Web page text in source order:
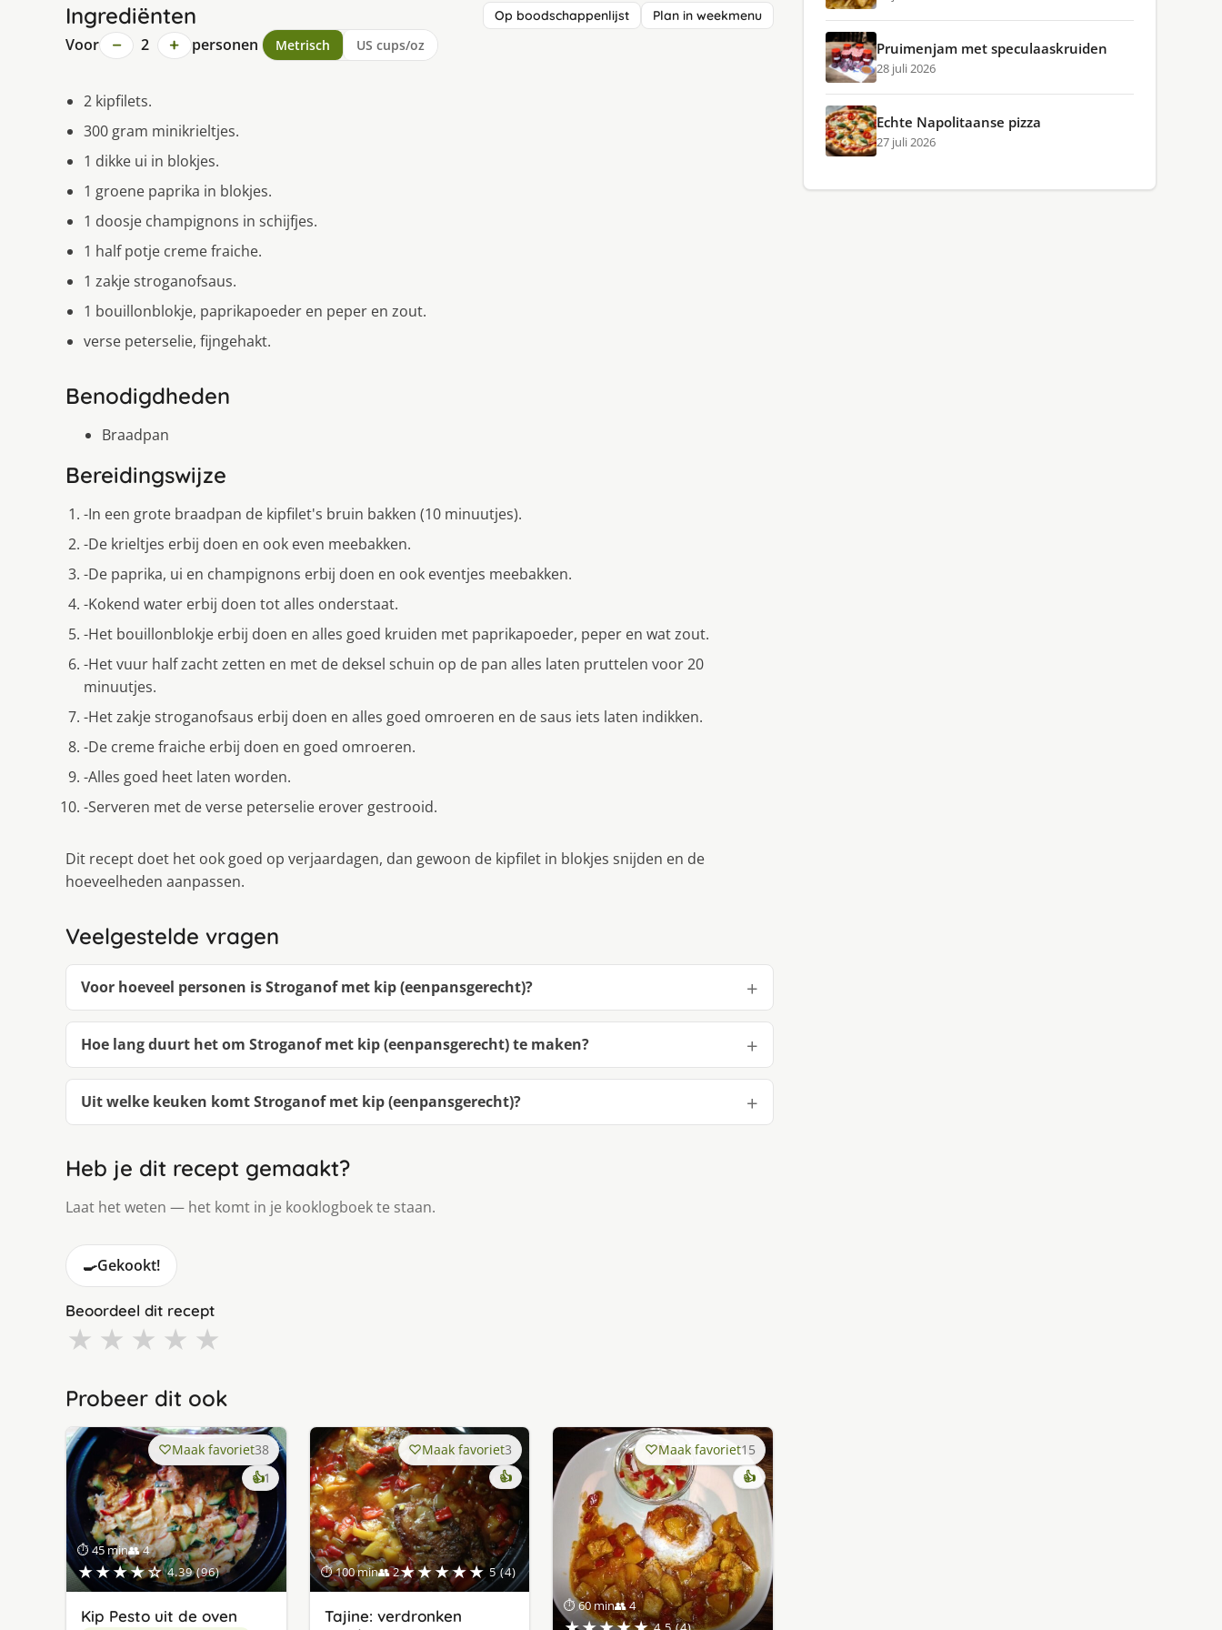
Ingrediënten Op boodschappenlijst Plan in weekmenu
Voor − 2 + personen Metrisch US cups/oz
2 kipfilets.
300 gram minikrieltjes.
1 dikke ui in blokjes.
1 groene paprika in blokjes.
1 doosje champignons in schijfjes.
1 half potje creme fraiche.
1 zakje stroganofsaus.
1 bouillonblokje, paprikapoeder en peper en zout.
verse peterselie, fijngehakt.
Benodigdheden
Braadpan
Bereidingswijze
-In een grote braadpan de kipfilet's bruin bakken (10 minuutjes).
-De krieltjes erbij doen en ook even meebakken.
-De paprika, ui en champignons erbij doen en ook eventjes meebakken.
-Kokend water erbij doen tot alles onderstaat.
-Het bouillonblokje erbij doen en alles goed kruiden met paprikapoeder, peper en wat zout.
-Het vuur half zacht zetten en met de deksel schuin op de pan alles laten pruttelen voor 20
minuutjes.
-Het zakje stroganofsaus erbij doen en alles goed omroeren en de saus iets laten indikken.
-De creme fraiche erbij doen en goed omroeren.
-Alles goed heet laten worden.
-Serveren met de verse peterselie erover gestrooid.
Dit recept doet het ook goed op verjaardagen, dan gewoon de kipfilet in blokjes snijden en de
hoeveelheden aanpassen.
Veelgestelde vragen
Voor hoeveel personen is Stroganof met kip (eenpansgerecht)?
Hoe lang duurt het om Stroganof met kip (eenpansgerecht) te maken?
Uit welke keuken komt Stroganof met kip (eenpansgerecht)?
Heb je dit recept gemaakt?
Laat het weten — het komt in je kooklogboek te staan.
🍳Gekookt!
Beoordeel dit recept
★ ★ ★ ★ ★
Probeer dit ook
⏱ 45 min👥 4
★★★★☆ 4.39 (96)
Maak favoriet38
👍1keer
lekker
gevonden
Kip Pesto uit de oven
⏱ 100 min👥 2★★★★★ 5 (4)
Maak favoriet3
👍
Tajine: verdronken
⏱ 60 min👥 4
Maak favoriet15
👍
Pruimenjam met speculaaskruiden
28 juli 2026
Echte Napolitaanse pizza
27 juli 2026